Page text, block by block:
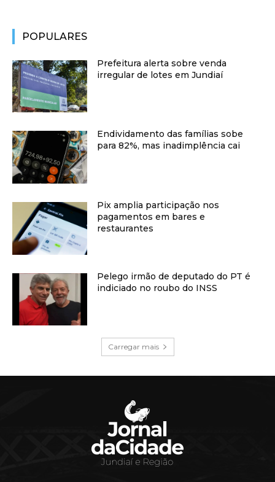
POPULARES
Prefeitura alerta sobre venda
irregular de lotes em Jundiaí
Endividamento das famílias sobe
para 82%, mas inadimplência cai
Pix amplia participação nos
pagamentos em bares e
restaurantes
Pelego irmão de deputado do PT é
indiciado no roubo do INSS
Carregar mais